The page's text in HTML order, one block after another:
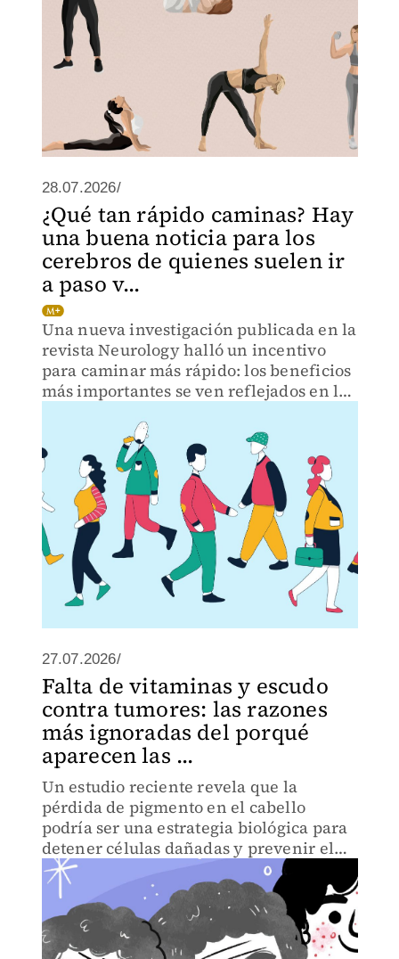
28.07.2026/
¿Qué tan rápido caminas? Hay
una buena noticia para los
cerebros de quienes suelen ir
a paso v...
Una nueva investigación publicada en la
revista Neurology halló un incentivo
para caminar más rápido: los beneficios
más importantes se ven reflejados en la
27.07.2026/
Falta de vitaminas y escudo
contra tumores: las razones
más ignoradas del porqué
aparecen las ...
Un estudio reciente revela que la
pérdida de pigmento en el cabello
podría ser una estrategia biológica para
detener células dañadas y prevenir el
melanoma.